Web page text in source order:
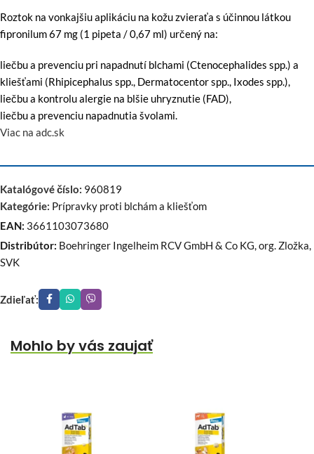
Roztok na vonkajšiu aplikáciu na kožu zvieraťa s účinnou látkou
fipronilum 67 mg (1 pipeta / 0,67 ml) určený na:
liečbu a prevenciu pri napadnutí blchami (Ctenocephalides spp.) a
kliešťami (Rhipicephalus spp., Dermatocentor spp., Ixodes spp.),
liečbu a kontrolu alergie na blšie uhryznutie (FAD),
liečbu a prevenciu napadnutia švolami.
Viac na adc.sk
Katalógové číslo: 960819
Kategórie: Prípravky proti blchám a kliešťom
EAN: 3661103073680
Distribútor: Boehringer Ingelheim RCV GmbH & Co KG, org. Zložka,
SVK
Zdieľať:
Mohlo by vás zaujať